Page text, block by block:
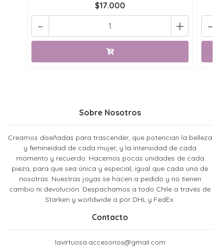
$17.000
+
- -
Sobre Nosotros
Creamos diseñadas para trascender, que potencian la belleza
y femineidad de cada mujer; y la intensidad de cada
momento y recuerdo. Hacemos pocas unidades de cada
pieza, para que sea única y especial, igual que cada una de
nosotras. Nuestras joyas se hacen a pedido y no tienen
cambio ni devolución. Despachamos a todo Chile a través de
Starken y worldwide a por DHL y FedEx.
Contacto
lavirtuosa.accesorios@gmail.com